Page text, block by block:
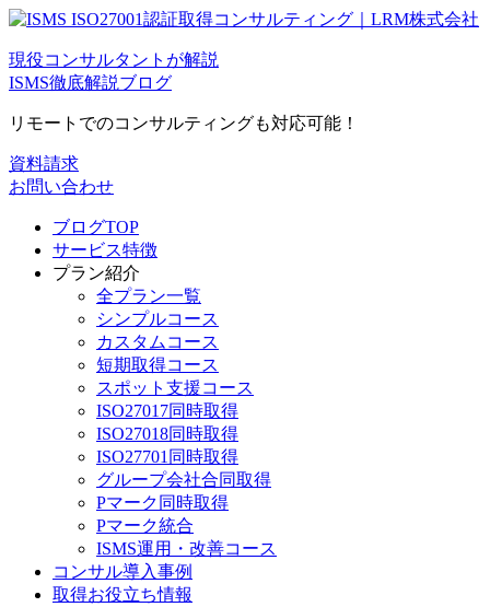
現役コンサルタントが解説
ISMS徹底解説ブログ
リモートでのコンサルティングも対応可能！
資料請求
お問い合わせ
ブログTOP
サービス特徴
プラン紹介
全プラン一覧
シンプルコース
カスタムコース
短期取得コース
スポット支援コース
ISO27017同時取得
ISO27018同時取得
ISO27701同時取得
グループ会社合同取得
Pマーク同時取得
Pマーク統合
ISMS運用・改善コース
コンサル導入事例
取得お役立ち情報